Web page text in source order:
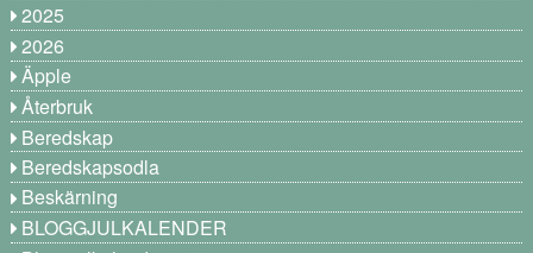
2025
2026
Äpple
Återbruk
Beredskap
Beredskapsodla
Beskärning
BLOGGJULKALENDER